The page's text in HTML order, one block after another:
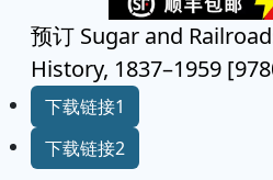
预订 Sugar and
History, 1837–1959
下载链接1
下载链接2